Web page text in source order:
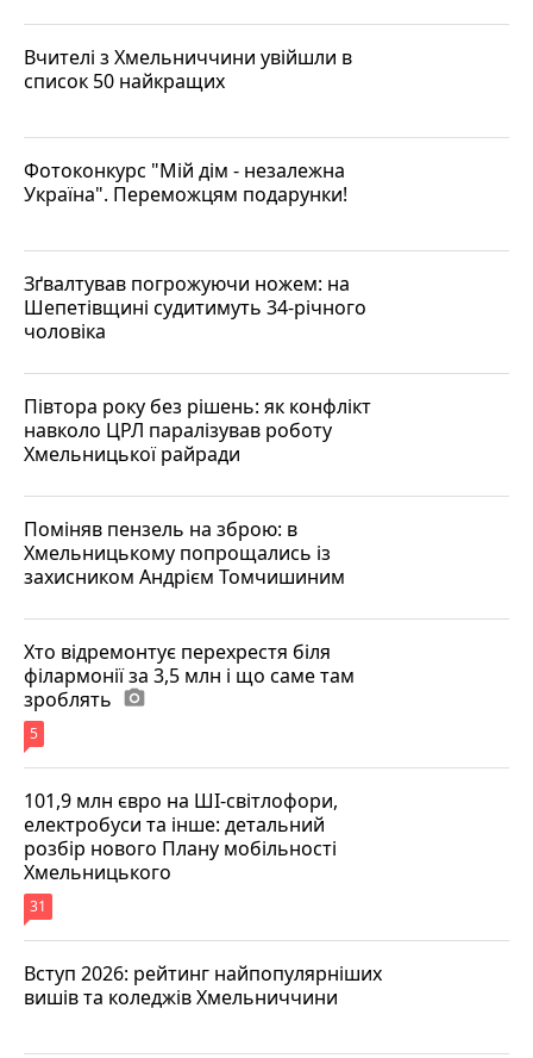
Вчителі з Хмельниччини увійшли в
список 50 найкращих
Фотоконкурс "Мій дім - незалежна
Україна". Переможцям подарунки!
Зґвалтував погрожуючи ножем: на
Шепетівщині судитимуть 34-річного
чоловіка
Півтора року без рішень: як конфлікт
навколо ЦРЛ паралізував роботу
Хмельницької райради
Поміняв пензель на зброю: в
Хмельницькому попрощались із
захисником Андрієм Томчишиним
Хто відремонтує перехрестя біля
філармонії за 3,5 млн і що саме там
зроблять photo_camera
5
101,9 млн євро на ШІ-світлофори,
електробуси та інше: детальний
розбір нового Плану мобільності
Хмельницького
31
Вступ 2026: рейтинг найпопулярніших
вишів та коледжів Хмельниччини